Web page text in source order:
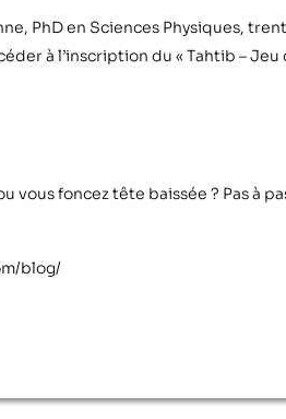
PhD en Sciences Physiques,
à l’inscription du « Tahtib –
foncez tête baissée ? Pas à
blog/